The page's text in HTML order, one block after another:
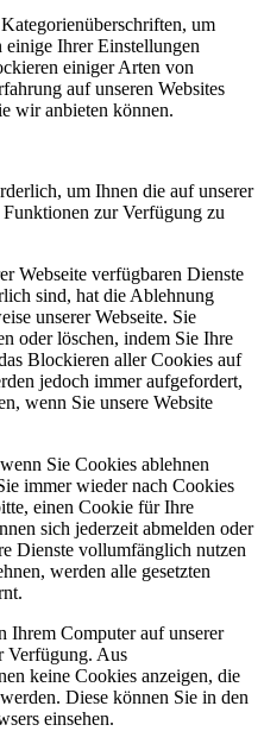
um
einige Ihrer Einstellungen
einiger Arten von
auf unseren Websites
wir anbieten können.
um Ihnen die auf unserer
zur Verfügung zu
Webseite verfügbaren Dienste
sind, hat die Ablehnung
unserer Webseite. Sie
oder löschen, indem Sie Ihre
Blockieren aller Cookies auf
jedoch immer aufgefordert,
wenn Sie unsere Website
Sie Cookies ablehnen
immer wieder nach Cookies
einen Cookie für Ihre
sich jederzeit abmelden oder
Dienste vollumfänglich nutzen
werden alle gesetzten
Ihrem Computer auf unserer
Verfügung. Aus
keine Cookies anzeigen, die
Diese können Sie in den
einsehen.